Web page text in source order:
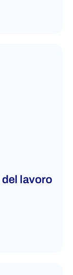
lavoro